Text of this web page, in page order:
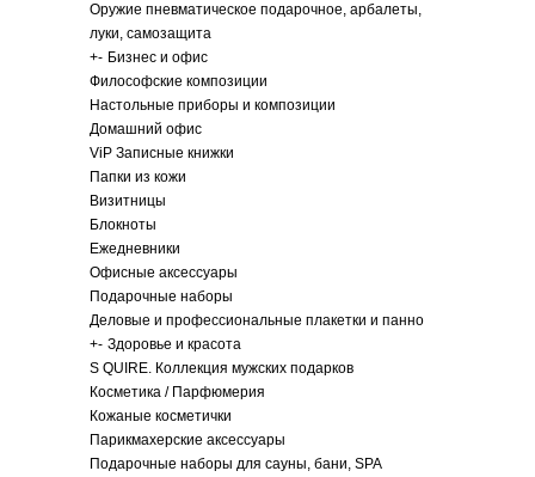
Оружие пневматическое подарочное, арбалеты,
луки, самозащита
+- Бизнес и офис
Философские композиции
Настольные приборы и композиции
Домашний офис
ViP Записные книжки
Папки из кожи
Визитницы
Блокноты
Ежедневники
Офисные аксессуары
Подарочные наборы
Деловые и профессиональные плакетки и панно
+- Здоровье и красота
S QUIRE. Коллекция мужских подарков
Косметика / Парфюмерия
Кожаные косметички
Парикмахерские аксессуары
Подарочные наборы для сауны, бани, SPA